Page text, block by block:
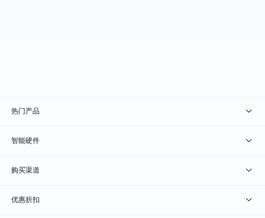
热门产品
贝锐向日葵 · 远程控制
贝锐蒲公英 · 异地组网
贝锐花生壳 · 动态域名
智能硬件
贝锐向日葵硬件
贝锐蒲公英硬件
购买渠道
天猫旗舰店
优惠折扣